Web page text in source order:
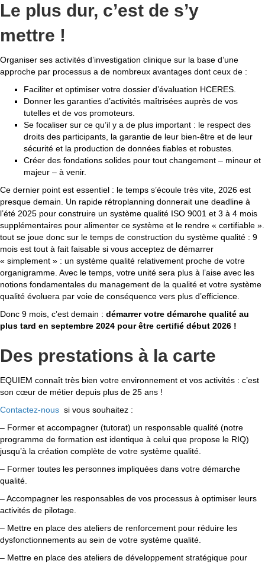
Le plus dur, c’est de s’y
mettre !
Organiser ses activités d’investigation clinique sur la base d’une
approche par processus a de nombreux avantages dont ceux de :
Faciliter et optimiser votre dossier d’évaluation HCERES.
Donner les garanties d’activités maîtrisées auprès de vos
tutelles et de vos promoteurs.
Se focaliser sur ce qu’il y a de plus important : le respect des
droits des participants, la garantie de leur bien-être et de leur
sécurité et la production de données fiables et robustes.
Créer des fondations solides pour tout changement – mineur et
majeur – à venir.
Ce dernier point est essentiel : le temps s’écoule très vite, 2026 est
presque demain. Un rapide rétroplanning donnerait une deadline à
l’été 2025 pour construire un système qualité ISO 9001 et 3 à 4 mois
supplémentaires pour alimenter ce système et le rendre « certifiable ».
tout se joue donc sur le temps de construction du système qualité : 9
mois est tout à fait faisable si vous acceptez de démarrer
« simplement » : un système qualité relativement proche de votre
organigramme. Avec le temps, votre unité sera plus à l’aise avec les
notions fondamentales du management de la qualité et votre système
qualité évoluera par voie de conséquence vers plus d’efficience.
Donc 9 mois, c’est demain : démarrer votre démarche qualité au
plus tard en septembre 2024 pour être certifié début 2026 !
Des prestations à la carte
EQUIEM connaît très bien votre environnement et vos activités : c’est
son cœur de métier depuis plus de 25 ans !
Contactez-nous si vous souhaitez :
– Former et accompagner (tutorat) un responsable qualité (notre
programme de formation est identique à celui que propose le RIQ)
jusqu’à la création complète de votre système qualité.
– Former toutes les personnes impliquées dans votre démarche
qualité.
– Accompagner les responsables de vos processus à optimiser leurs
activités de pilotage.
– Mettre en place des ateliers de renforcement pour réduire les
dysfonctionnements au sein de votre système qualité.
– Mettre en place des ateliers de développement stratégique pour